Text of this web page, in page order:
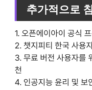
추가적으로
1. 오픈에이아이 공식
2. 챗지피티 한국 사용
3. 무료 버전 사용자를
천
4. 인공지능 윤리 및 보